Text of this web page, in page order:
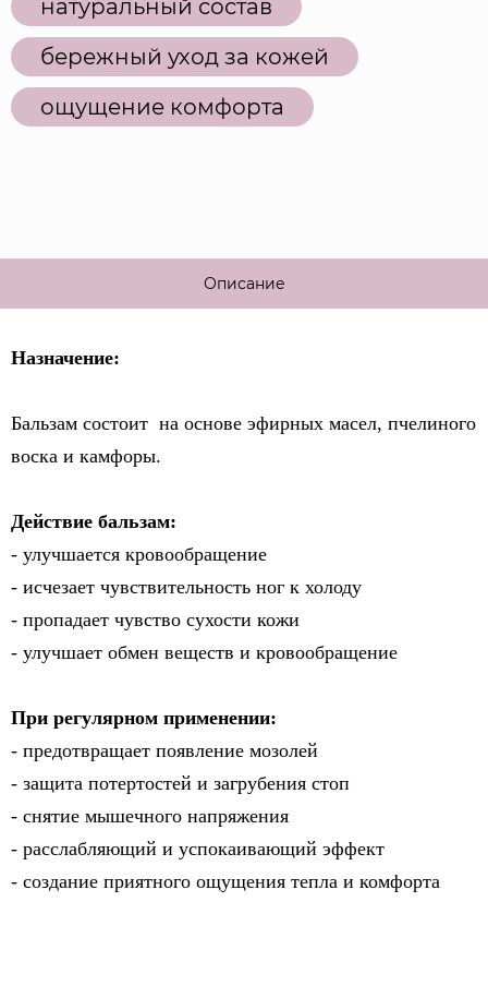
натуральный состав
бережный уход за кожей
ощущение комфорта
Описание
Назначение:
Бальзам состоит на основе эфирных масел, пчелиного
воска и камфоры.
Действие бальзам:
- улучшается кровообращение
- исчезает чувствительность ног к холоду
- пропадает чувство сухости кожи
- улучшает обмен веществ и кровообращение
При регулярном применении:
- предотвращает появление мозолей
- защита потертостей и загрубения стоп
- снятие мышечного напряжения
- расслабляющий и успокаивающий эффект
- создание приятного ощущения тепла и комфорта